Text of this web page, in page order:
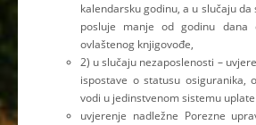
kalendarsku godinu, a u slučaju
posluje manje od godinu dana
ovlaštenog knjigovođe,
2) u slučaju nezaposlenosti –
ispostave o statusu osiguranika,
vodi u jedinstvenom sistemu
uvjerenje nadležne Porezne